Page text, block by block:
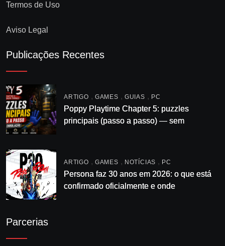
Termos de Uso
Aviso Legal
Publicações Recentes
ARTIGO , GAMES , GUIAS , PC
Poppy Playtime Chapter 5: puzzles
principais (passo a passo) — sem
ARTIGO , GAMES , NOTÍCIAS , PC
Persona faz 30 anos em 2026: o que está
confirmado oficialmente e onde
Parcerias